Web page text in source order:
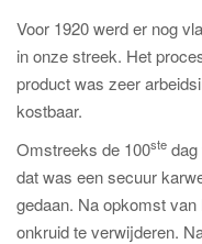
Voor 1920 werd er nog
in onze streek. Het
product was zeer
kostbaar.
Omstreeks de 100ste
dat was een secuur
gedaan. Na opkomst
onkruid te verwijderen.